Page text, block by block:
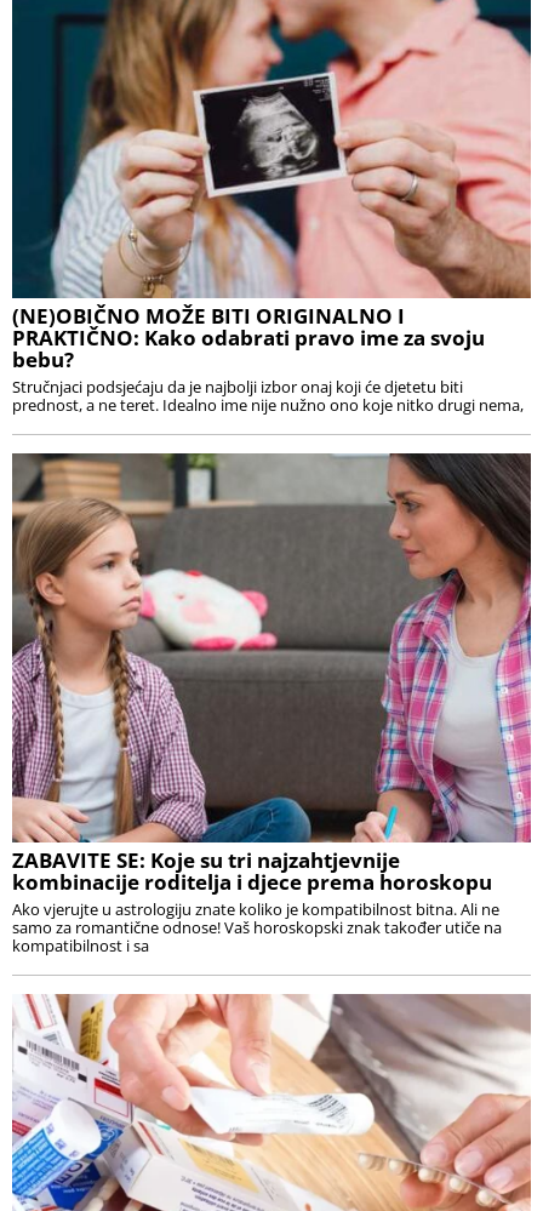
(NE)OBIČNO MOŽE BITI ORIGINALNO I
PRAKTIČNO: Kako odabrati pravo ime za svoju
bebu?
Stručnjaci podsjećaju da je najbolji izbor onaj koji će djetetu biti
prednost, a ne teret. Idealno ime nije nužno ono koje nitko drugi nema,
ZABAVITE SE: Koje su tri najzahtjevnije
kombinacije roditelja i djece prema horoskopu
Ako vjerujte u astrologiju znate koliko je kompatibilnost bitna. Ali ne
samo za romantične odnose! Vaš horoskopski znak također utiče na
kompatibilnost i sa